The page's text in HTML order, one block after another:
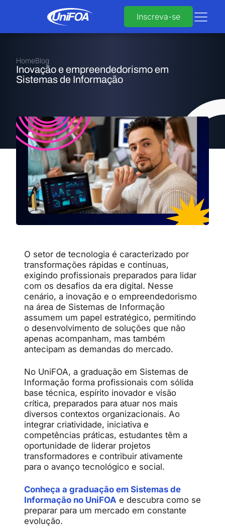
Inscreva-se
HomeBlog
Inovação e empreendedorismo em
Sistemas de Informação
O setor de tecnologia é caracterizado por
transformações rápidas e contínuas,
exigindo profissionais preparados para lidar
com os desafios da era digital. Nesse
cenário, a inovação e o empreendedorismo
na área de Sistemas de Informação
assumem um papel estratégico, permitindo
o desenvolvimento de soluções que não
apenas acompanham, mas também
antecipam as demandas do mercado.
No UniFOA, a graduação em Sistemas de
Informação forma profissionais com sólida
base técnica, espírito inovador e visão
crítica, preparados para atuar nos mais
diversos contextos organizacionais. Ao
integrar criatividade, iniciativa e
competências práticas, estudantes têm a
oportunidade de liderar projetos
transformadores e contribuir ativamente
para o avanço tecnológico e social.
Conheça a graduação em Sistemas de
Informação no UniFOA e descubra como se
preparar para um mercado em constante
evolução.